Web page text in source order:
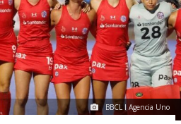
BBCL I Agencia Uno